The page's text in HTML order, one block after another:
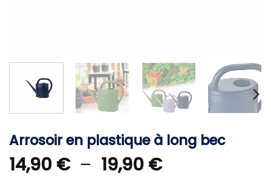
Arrosoir en plastique à long bec
14,90 € – 19,90 €Plage